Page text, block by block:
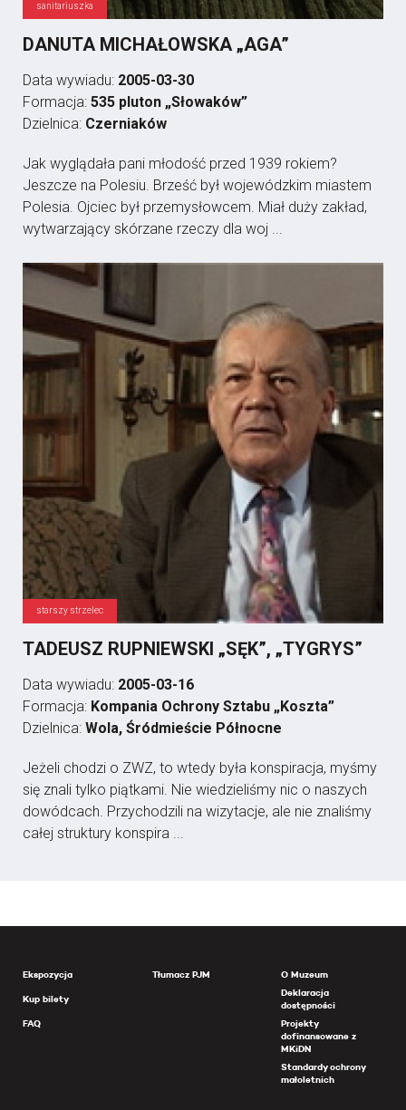
sanitariuszka
DANUTA MICHAŁOWSKA „AGA”
Data wywiadu: 2005-03-30
Formacja: 535 pluton „Słowaków”
Dzielnica: Czerniaków
Jak wyglądała pani młodość przed 1939 rokiem?
Jeszcze na Polesiu. Brześć był wojewódzkim miastem
Polesia. Ojciec był przemysłowcem. Miał duży zakład,
wytwarzający skórzane rzeczy dla woj ...
starszy strzelec
TADEUSZ RUPNIEWSKI „SĘK”, „TYGRYS”
Data wywiadu: 2005-03-16
Formacja: Kompania Ochrony Sztabu „Koszta”
Dzielnica: Wola, Śródmieście Północne
Jeżeli chodzi o ZWZ, to wtedy była konspiracja, myśmy
się znali tylko piątkami. Nie wiedzieliśmy nic o naszych
dowódcach. Przychodzili na wizytacje, ale nie znaliśmy
całej struktury konspira ...
Ekspozycja
Kup bilety
FAQ
Tłumacz PJM
O Muzeum
Deklaracja
dostępności
Projekty
dofinansowane z
MKiDN
Standardy ochrony
małoletnich